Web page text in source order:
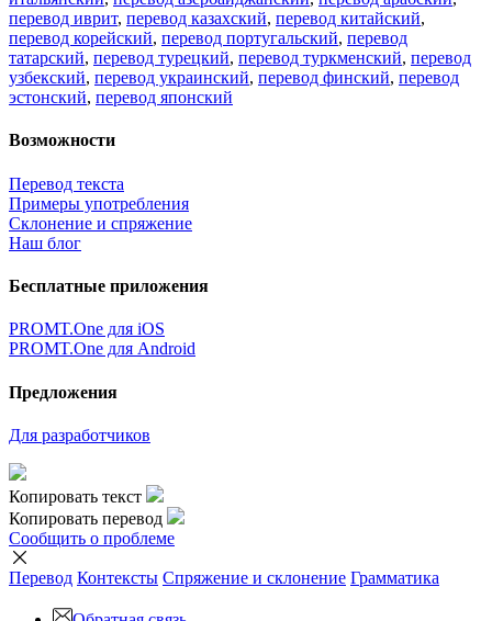
Поделиться переводом
×
идет загрузка...
×
Но сейчас вы можете переводить только
один раз.
наверх
Условия использования
2010 - 2026
Select a language